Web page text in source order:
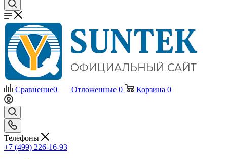
Сравнение0 Отложенные 0 Корзина 0
Телефоны
+7 (499) 226-16-93